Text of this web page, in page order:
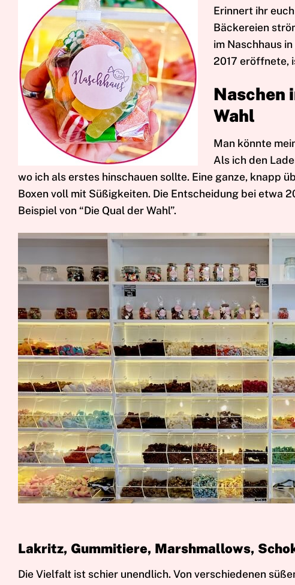
Erinnert ihr
Bäckereien
im Naschhaus
2017 eröffnete,
Naschen
Wahl
Man könnte
Als ich den
wo ich als erstes hinschauen sollte. Eine ganze, knapp
Boxen voll mit Süßigkeiten. Die Entscheidung bei etwa
Beispiel von “Die Qual der Wahl”.
Lakritz, Gummitiere, Marshmallows,
Die Vielfalt ist schier unendlich. Von verschiedenen